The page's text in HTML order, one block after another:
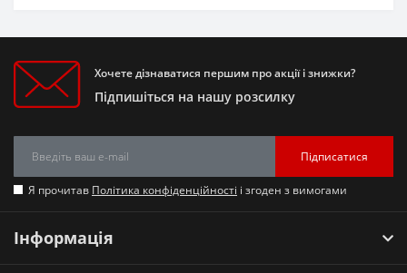
Хочете дізнаватися першим про акції і знижки?
Підпишіться на нашу розсилку
Підписатися
Я прочитав Політика конфіденційності і згоден з вимогами
Інформація